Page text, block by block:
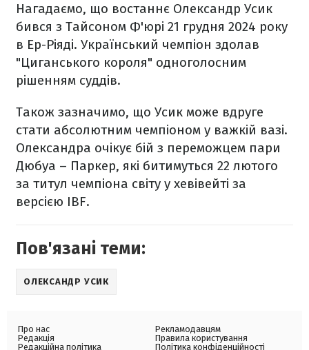
Нагадаємо, що востаннє Олександр Усик
бився з Тайсоном Ф'юрі 21 грудня 2024 року
в Ер-Ріяді. Український чемпіон здолав
"Циганського короля" одноголосним
рішенням суддів.
Також зазначимо, що Усик може вдруге
стати абсолютним чемпіоном у важкій вазі.
Олександра очікує бій з переможцем пари
Дюбуа – Паркер, які битимуться 22 лютого
за титул чемпіона світу у хевівейті за
версією IBF.
Пов'язані теми:
ОЛЕКСАНДР УСИК
Про нас
Редакція
Редакційна політика
Рекламодавцям
Правила користування
Політика конфіденційності